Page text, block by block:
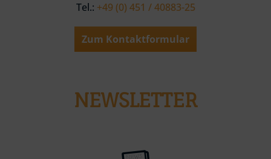
Tel.: +49 (0) 451 / 40883-25
Zum Kontaktformular
NEWSLETTER